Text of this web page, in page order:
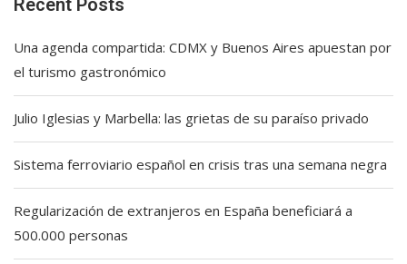
Recent Posts
Una agenda compartida: CDMX y Buenos Aires apuestan por
el turismo gastronómico
Julio Iglesias y Marbella: las grietas de su paraíso privado
Sistema ferroviario español en crisis tras una semana negra
Regularización de extranjeros en España beneficiará a
500.000 personas